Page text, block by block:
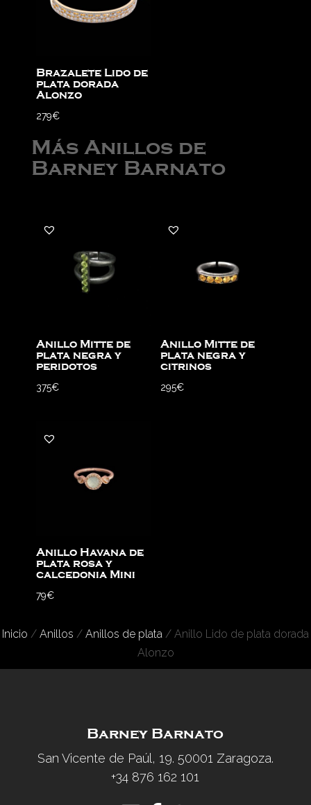
Brazalete Lido de
plata dorada
Alonzo
279€
Más Anillos de
Barney Barnato
Anillo Mitte de
plata negra y
peridotos
375€
Anillo Mitte de
plata negra y
citrinos
295€
Anillo Havana de
plata rosa y
calcedonia Mini
79€
Inicio / Anillos / Anillos de plata / Anillo Lido de plata dorada
Alonzo
Barney Barnato
San Vicente de Paúl, 19. 50001 Zaragoza.
+34 876 162 101